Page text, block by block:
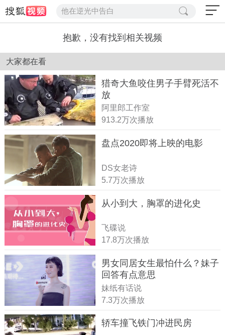
他在逆光中告白
抱歉，没有找到相关视频
大家都在看
猎奇大鱼咬住男子手臂死活不
放
阿里郎工作室
913.2万次播放
盘点2020即将上映的电影
DS女老诗
5.7万次播放
从小到大，胸罩的进化史
飞碟说
17.8万次播放
男女同居女生最怕什么？妹子
回答有点意思
妹纸有话说
7.3万次播放
轿车撞飞铁门冲进民房